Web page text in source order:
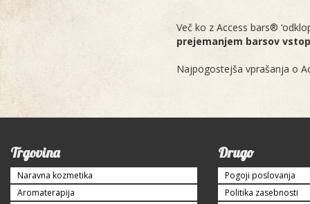
Več ko z Access bars®
prejemanjem barsov
Najpogostejša vprašanja o
Trgovina
Naravna kozmetika
Aromaterapija
Drugo
Pogoji poslovanja
Politika zasebnosti